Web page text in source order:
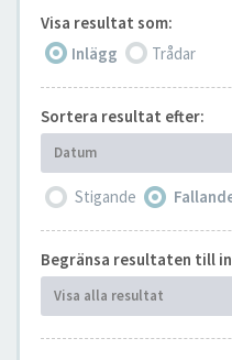
Visa resultat som:
Inlägg
Trådar
Sortera resultat efter:
Datum
Stigande
Begränsa resultaten till
Visa alla resultat